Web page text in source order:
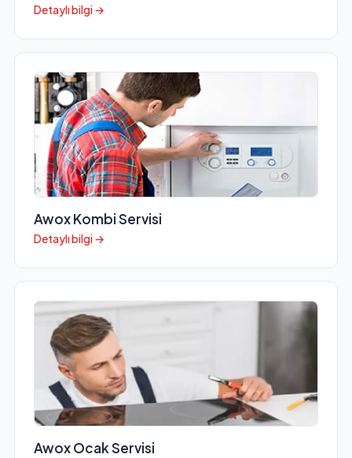
Detaylı bilgi →
Awox Kombi Servisi
Detaylı bilgi →
Awox Ocak Servisi